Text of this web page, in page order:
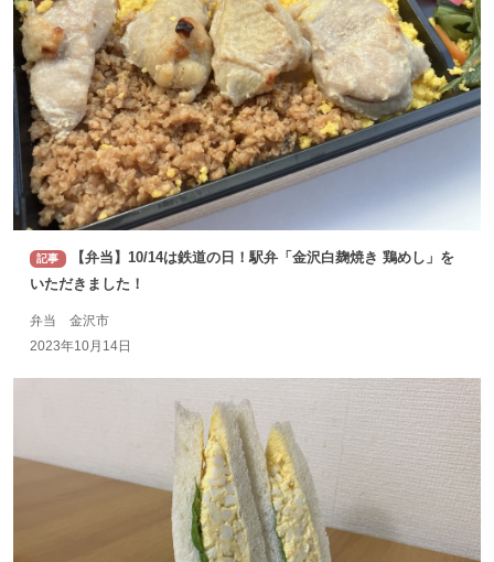
記事
【弁当】10/14は鉄道の日！駅弁「金沢白麹焼き 鶏めし」を
いただきました！
弁当 金沢市
2023年10月14日